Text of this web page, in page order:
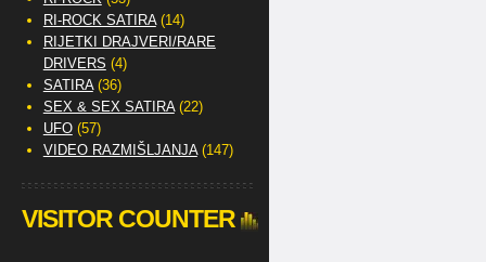
RI-ROCK SATIRA(14)
RIJETKI DRAJVERI/RARE
DRIVERS (4)
SATIRA(36)
SEX & SEX SATIRA(22)
UFO(57)
VIDEO RAZMIŠLJANJA(147)
VISITOR COUNTER